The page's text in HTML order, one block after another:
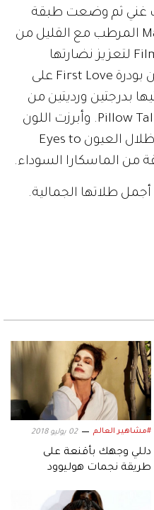
غني ثم وضعت طبقة
خفيفة من Magic Foundation المرطب مع القليل من
لتعزيز نضارتها
الطبيعية ثم لمسة نهائية من بودرة First Love على
بدرجتين ورديتين من
أحمر شفاه Super Cindy و Pillow Talk. وأبرزت اللون
الأزرق في عينيها باستعمال ظلال العيون Eyes to
طلاتها الجمالية.
#مشاهير العالم 02 يوليو 2018
دللي وجهك بأقنعة على
طريقة نجمات هوليوود